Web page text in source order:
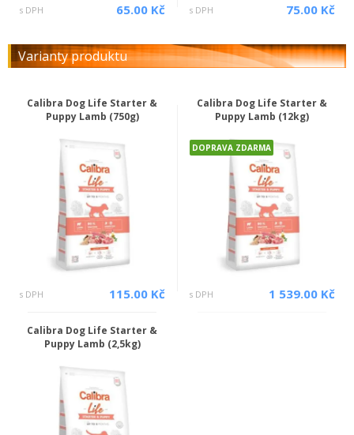
s DPH 65.00 Kč s DPH 75.00 Kč
Varianty produktu
Calibra Dog Life Starter &
Puppy Lamb (750g)
s DPH 115.00 Kč
Calibra Dog Life Starter &
Puppy Lamb (12kg)
DOPRAVA ZDARMA
s DPH 1 539.00 Kč
Calibra Dog Life Starter &
Puppy Lamb (2,5kg)